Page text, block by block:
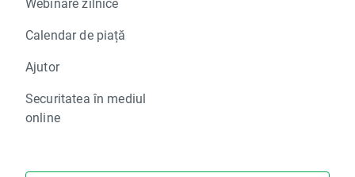
Calendar de piață
Ajutor
Securitatea în mediul
online